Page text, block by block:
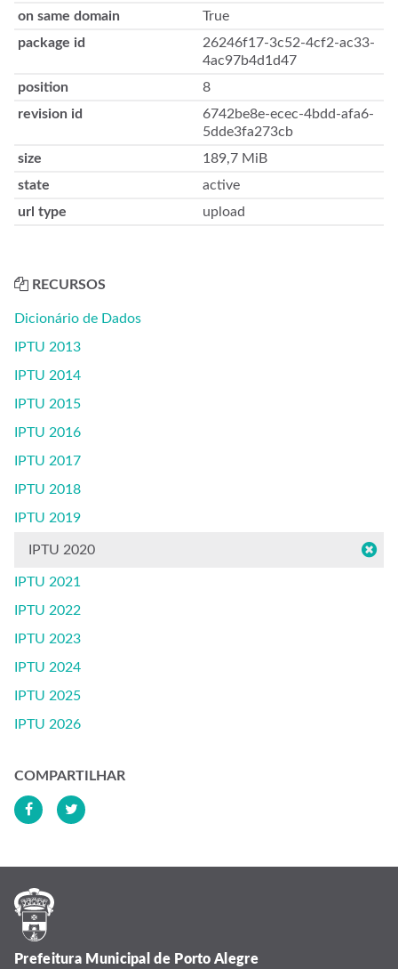
on same domain
True
package id
26246f17-3c52-4cf2-ac33-
4ac97b4d1d47
position
8
revision id
6742be8e-ecec-4bdd-afa6-
5dde3fa273cb
size
189,7 MiB
state
active
url type
upload
RECURSOS
Dicionário de Dados
IPTU 2013
IPTU 2014
IPTU 2015
IPTU 2016
IPTU 2017
IPTU 2018
IPTU 2019
IPTU 2020
IPTU 2021
IPTU 2022
IPTU 2023
IPTU 2024
IPTU 2025
IPTU 2026
COMPARTILHAR
Prefeitura Municipal de Porto Alegre